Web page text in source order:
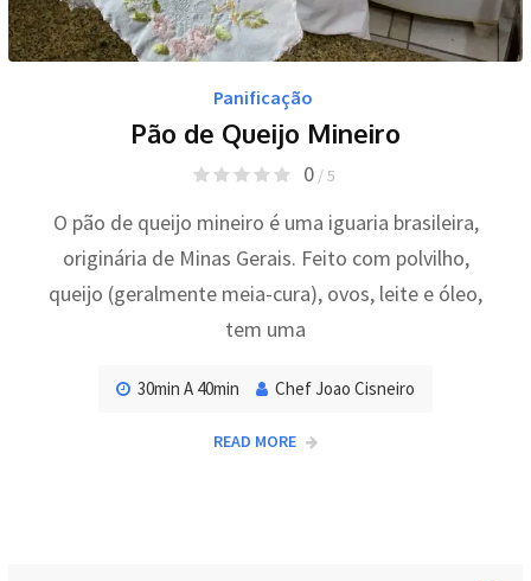
Panificação
Pão de Queijo Mineiro
0/ 5
O pão de queijo mineiro é uma iguaria brasileira,
originária de Minas Gerais. Feito com polvilho,
queijo (geralmente meia-cura), ovos, leite e óleo,
tem uma
30min A 40min Chef Joao Cisneiro
READ MORE